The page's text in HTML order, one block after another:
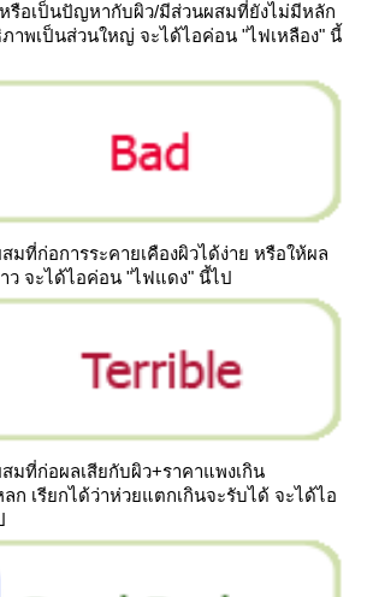
หรือเป็นปัญหากับผิว/มีส่วนผสมที่ยังไม่มีหลัก
าพเป็นส่วนใหญ่ จะได้ไอค่อน "ไฟเหลือง" นี้
ที่ก่อการระคายเคืองผิวได้ง่าย หรือให้ผล
ว จะได้ไอค่อน "ไฟแดง" นี้ไป
ที่ก่อผลเสียกับผิว+ราคาแพงเกิน
ก เรียกได้ว่าห่วยแตกเกินจะรับได้ จะได้ไอ